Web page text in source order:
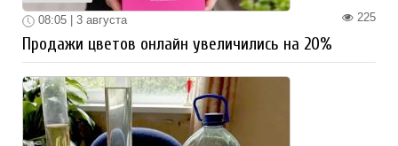
225
08:05 | 3 августа
Продажи цветов онлайн увеличились на 20%